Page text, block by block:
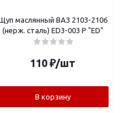
маслянный ВАЗ 2103-2106
(нерж. сталь) ED3-003 P "ED"
110 ₽/шт
В корзину